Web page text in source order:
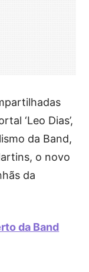
‘Leo Dias’,
da Band,
o novo
da
da Band